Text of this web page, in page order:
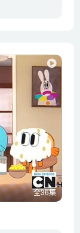
全36集